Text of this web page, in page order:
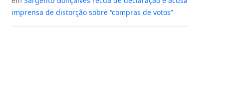
imprensa de distorção sobre “compras de votos”